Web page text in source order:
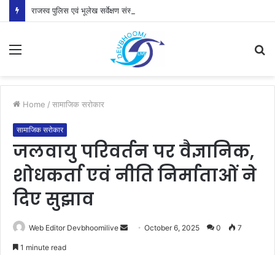
राजस्व पुलिस एवं भूलेख सर्वेक्षण संस्थान अल्मोड़ा की सेवायें होंगी दुरूस्त
Menu
Home / सामाजिक सरोकार
सामाजिक सरोकार
जलवायु परिवर्तन पर वैज्ञानिक,
शोधकर्ता एवं नीति निर्माताओं ने
दिए सुझाव
Web Editor Devbhoomilive
SendOctober 6, 2025 0 7
1 minute read